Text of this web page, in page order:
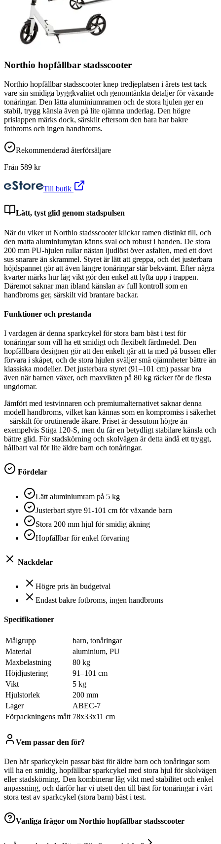
Northio hopfällbar stadsscooter
Northio hopfällbar stadsscooter knep tredjeplatsen i årets test tack
vare sin smidiga byggkvalitet och genomtänkta detaljer för växande
tonåringar. Den lätta aluminiumramen och de stora hjulen ger en
stabil, trygg känsla även på lite ojämna underlag. Den högre
prislappen märks dock, särskilt eftersom den bara har bakre
fotbroms och ingen handbroms.
Rekommenderad återförsäljare
Från 589 kr
Till butik
Lätt, tyst glid genom stadspulsen
När du viker ut Northio stadsscooter klickar ramen distinkt till, och
den matta aluminiumytan känns sval och robust i handen. De stora
200 mm PU-hjulen rullar nästan ljudlöst över asfalten, med ett dovt
sus snarare än skrammel. Styret är lätt att greppa, och det justerbara
höjdspannet gör att även längre tonåringar står bekvämt. Efter några
kvarter märks hur låg vikt gör den enkel att lyfta upp i trappen.
Däremot saknar man ibland känslan av full kontroll som en
handbroms ger, särskilt vid brantare backar.
Funktioner och prestanda
I vardagen är denna sparkcykel för stora barn bäst i test för
tonåringar som vill ha ett smidigt och flexibelt färdmedel. Den
hopfällbara designen gör att den enkelt går att ta med på bussen eller
förvara i skåpet, och de stora hjulen sväljer små ojämnheter bättre än
klassiska modeller. Det justerbara styret (91–101 cm) passar bra
även när barnen växer, och maxvikten på 80 kg räcker för de flesta
ungdomar.
Jämfört med testvinnaren och premiumalternativet saknar denna
modell handbroms, vilket kan kännas som en kompromiss i säkerhet
– särskilt för orutinerade åkare. Priset är dessutom högre än
exempelvis Stiga 120-S, men du får en betydligt stabilare känsla och
bättre glid. För stadskörning och skolvägen är detta ändå ett tryggt,
hållbart val för lite äldre barn och tonåringar.
Fördelar
Lätt aluminiumram på 5 kg
Justerbart styre 91-101 cm för växande barn
Stora 200 mm hjul för smidig åkning
Hopfällbar för enkel förvaring
Nackdelar
Högre pris än budgetval
Endast bakre fotbroms, ingen handbroms
Specifikationer
Målgrupp
barn, tonåringar
Material
aluminium, PU
Maxbelastning
80 kg
Höjdjustering
91–101 cm
Vikt
5 kg
Hjulstorlek
200 mm
Lager
ABEC-7
Förpackningens mått 78x33x11 cm
Vem passar den för?
Den här sparkcykeln passar bäst för äldre barn och tonåringar som
vill ha en smidig, hopfällbar sparkcykel med stora hjul för skolvägen
eller stadskörning. Den kombinerar låg vikt med stabilitet och enkel
anpassning, och därför har vi utsett den till bäst för tonåringar i vårt
stora test av sparkcykel (stora barn) bäst i test.
Vanliga frågor om Northio hopfällbar stadsscooter